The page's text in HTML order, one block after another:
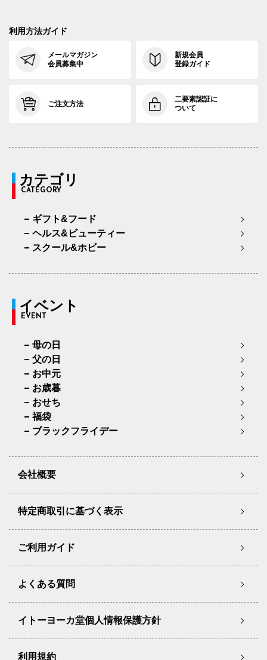
利用方法ガイド
メールマガジン
会員募集中
新規会員
登録ガイド
ご注文方法
二要素認証に
ついて
カテゴリ
CATEGORY
ギフト&フード
ヘルス&ビューティー
スクール&ホビー
イベント
EVENT
母の日
父の日
お中元
お歳暮
おせち
福袋
ブラックフライデー
会社概要
特定商取引に基づく表示
ご利用ガイド
よくある質問
イトーヨーカ堂個人情報保護方針
利用規約